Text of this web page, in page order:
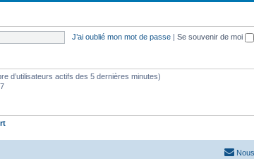
J’ai oublié mon mot de passe | Se souvenir de moi
d’utilisateurs actifs des 5 dernières minutes)